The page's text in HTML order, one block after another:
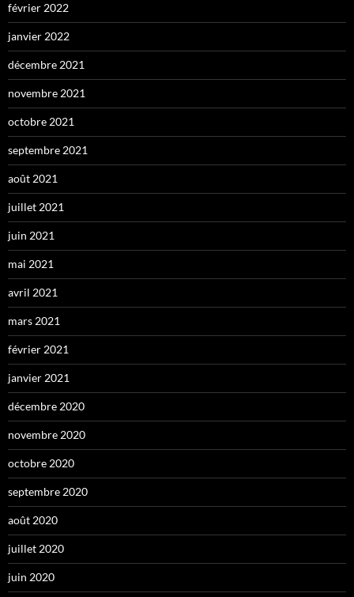
février 2022
janvier 2022
décembre 2021
novembre 2021
octobre 2021
septembre 2021
août 2021
juillet 2021
juin 2021
mai 2021
avril 2021
mars 2021
février 2021
janvier 2021
décembre 2020
novembre 2020
octobre 2020
septembre 2020
août 2020
juillet 2020
juin 2020